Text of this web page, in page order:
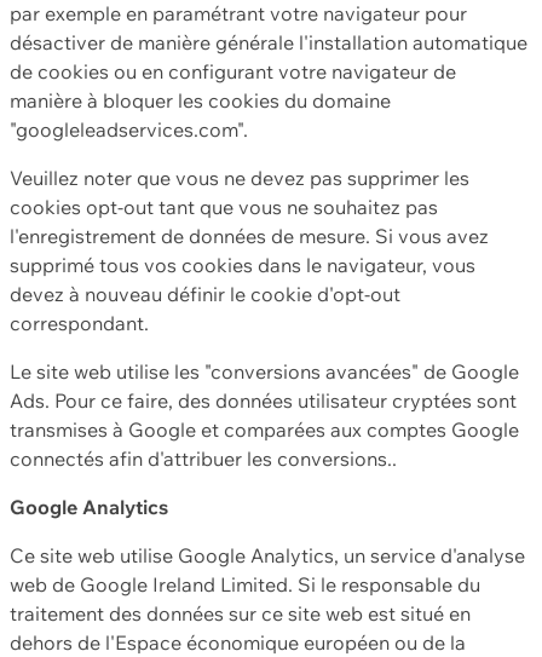
par exemple en paramétrant votre navigateur pour
désactiver de manière générale l'installation automatique
de cookies ou en configurant votre navigateur de
manière à bloquer les cookies du domaine
"googleleadservices.com".
Veuillez noter que vous ne devez pas supprimer les
cookies opt-out tant que vous ne souhaitez pas
l'enregistrement de données de mesure. Si vous avez
supprimé tous vos cookies dans le navigateur, vous
devez à nouveau définir le cookie d'opt-out
correspondant.
Le site web utilise les "conversions avancées" de Google
Ads. Pour ce faire, des données utilisateur cryptées sont
transmises à Google et comparées aux comptes Google
connectés afin d'attribuer les conversions..
Google Analytics
Ce site web utilise Google Analytics, un service d'analyse
web de Google Ireland Limited. Si le responsable du
traitement des données sur ce site web est situé en
dehors de l'Espace économique européen ou de la